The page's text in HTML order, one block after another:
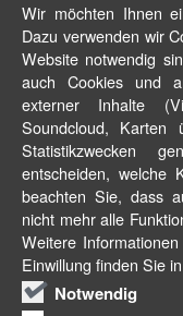
Wir möchten Ihnen
Dazu verwenden wir
Website notwendig
auch Cookies und
externer Inhalte
Soundcloud,
Statistikzwecken
entscheiden, welche
beachten Sie, dass
nicht mehr alle
Weitere
Einwillung finden Sie
Notwendig